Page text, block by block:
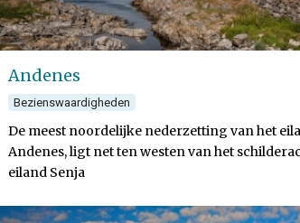
Andenes
Bezienswaardigheden
De meest noordelijke nederzetting van het
Andenes, ligt net ten westen van het
eiland Senja